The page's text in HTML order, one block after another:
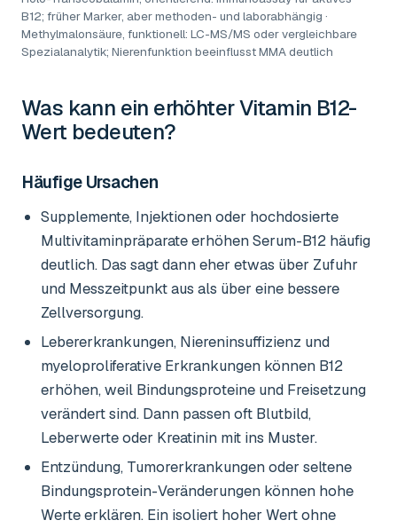
B12; früher Marker, aber methoden- und laborabhängig ·
Methylmalonsäure, funktionell: LC-MS/MS oder vergleichbare
Spezialanalytik; Nierenfunktion beeinflusst MMA deutlich
Was kann ein erhöhterVitamin B12-
Wert bedeuten?
Häufige Ursachen
Supplemente, Injektionen oder hochdosierte
Multivitaminpräparate erhöhen Serum-B12 häufig
deutlich. Das sagt dann eher etwas über Zufuhr
und Messzeitpunkt aus als über eine bessere
Zellversorgung.
Lebererkrankungen, Niereninsuffizienz und
myeloproliferative Erkrankungen können B12
erhöhen, weil Bindungsproteine und Freisetzung
verändert sind. Dann passen oft Blutbild,
Leberwerte oder Kreatinin mit ins Muster.
Entzündung, Tumorerkrankungen oder seltene
Bindungsprotein-Veränderungen können hohe
Werte erklären. Ein isoliert hoher Wert ohne